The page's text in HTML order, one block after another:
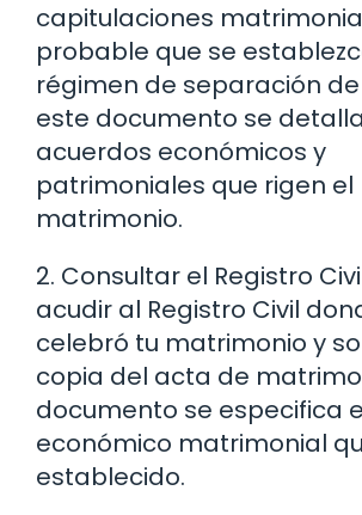
capitulaciones
probable que se
régimen de separación de
este documento se
acuerdos económicos y
patrimoniales que rigen el
matrimonio.
2. Consultar el Registro
acudir al Registro Civil
celebró tu matrimonio y
copia del acta de
documento se especifica
económico matrimonial
establecido.